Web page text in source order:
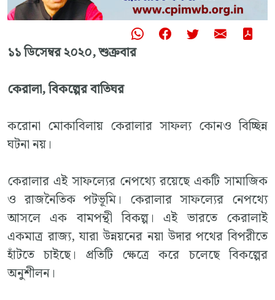
১১ ডিসেম্বর ২০২০, শুক্রবার
কেরালা, বিকল্পের বাতিঘর
করোনা মোকাবিলায় কেরালার সাফল্য কোনও বিচ্ছিন্ন
ঘটনা নয়।
কেরালার এই সাফল্যের নেপথ্যে রয়েছে একটি সামাজিক
ও রাজনৈতিক পটভূমি। কেরালার সাফল্যের নেপথ্যে
আসলে এক বামপন্থী বিকল্প। এই ভারতে কেরালাই
একমাত্র রাজ্য, যারা উন্নয়নের নয়া উদার পথের বিপরীতে
হাঁটতে চাইছে। প্রতিটি ক্ষেত্রে করে চলেছে বিকল্পের
অনুশীলন।